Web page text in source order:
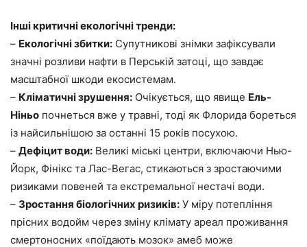
Інші критичні екологічні тренди:
– Екологічні збитки: Супутникові знімки зафіксували
значні розливи нафти в Перській затоці, що завдає
масштабної шкоди екосистемам.
– Кліматичні зрушення: Очікується, що явище Ель-
Ніньо почнеться вже у травні, тоді як Флорида бореться
із найсильнішою за останні 15 років посухою.
– Дефіцит води: Великі міські центри, включаючи Нью-
Йорк, Фінікс та Лас-Вегас, стикаються з зростаючими
ризиками повеней та екстремальної нестачі води.
– Зростання біологічних ризиків: У міру потепління
прісних водойм через зміну клімату ареал проживання
смертоносних «поїдають мозок» амеб може